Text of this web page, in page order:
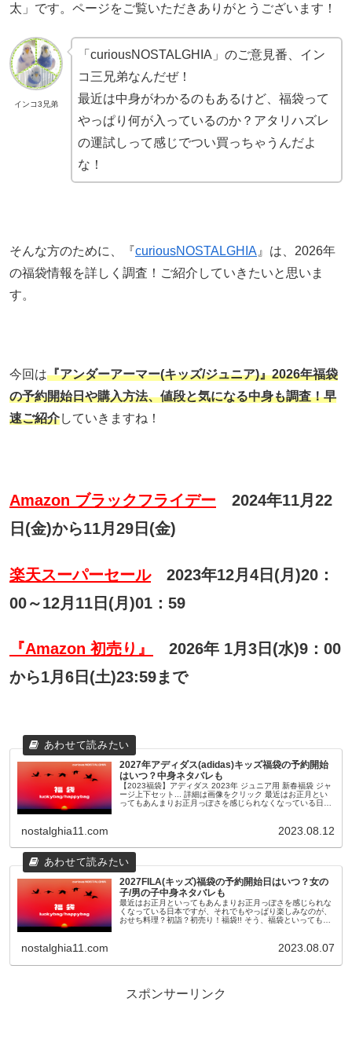
太」です。ページをご覧いただきありがとうございます！
インコ3兄弟
「curiousNOSTALGHIA」のご意見番、イン
コ三兄弟なんだぜ！
最近は中身がわかるのもあるけど、福袋って
やっぱり何が入っているのか？アタリハズレ
の運試しって感じでつい買っちゃうんだよ
な！
そんな方のために、『curiousNOSTALGHIA 』は、2026年
の福袋情報を詳しく調査！ご紹介していきたいと思いま
す。
今回は『アンダーアーマー(キッズ/ジュニア)』2026年福袋
の予約開始日や購入方法、値段と気になる中身も調査！早
速ご紹介していきますね！
Amazon ブラックフライデー
2024年11月22
日(金)から11月29日(金)
楽天スーパーセール
2023年12月4日(月)20：
00～12月11日(月)01：59
『Amazon 初売り』
2026年 1月3日(水)9：00
から1月6日(土)23:59まで
2027年アディダス(adidas)キッズ福袋の予約開始
はいつ？中身ネタバレも
【2023福袋】アディダス 2023年 ジュニア用 新春福袋 ジャ
ージ上下セット... 詳細は画像をクリック 最近はお正月とい
ってもあんまりお正月っぽさを感じられなくなっている日本
nostalghia11.com 2023.08.12
2027FILA(キッズ)福袋の予約開始日はいつ？女の
子/男の子中身ネタバレも
最近はお正月といってもあんまりお正月っぽさを感じられな
くなっている日本ですが、それでもやっぱり楽しみなのが、
おせち料理？初詣？初売り！福袋!! そう、福袋といっても最
nostalghia11.com 2023.08.07
スポンサーリンク